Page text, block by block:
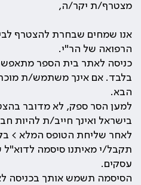
מצטרף/ת יקר/ה,
אנו שמחים שבחרת להצטרף
הרפואה של הר"י.
כניסה לאתר בית הספר
בלבד. אם אינך משתמש/ת
הבא.
למען הסר ספק, לא מדובר
בישראל ואינך חייב/ת להיות
לאחר שליחת הטופס המלא >
עסקים.
הסיסמה תשמש אותך בכניסה